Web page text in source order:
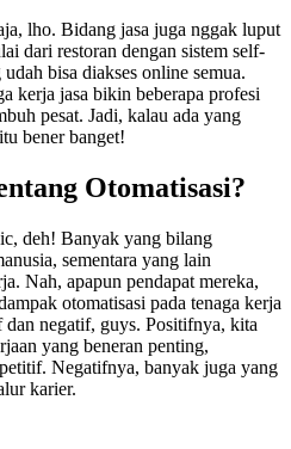
lho. Bidang jasa juga nggak luput
dari restoran dengan sistem self-
bisa diakses online semua.
kerja jasa bikin beberapa profesi
pesat. Jadi, kalau ada yang
bener banget!
Otomatisasi?
deh! Banyak yang bilang
sementara yang lain
Nah, apapun pendapat mereka,
otomatisasi pada tenaga kerja
dan negatif, guys. Positifnya, kita
yang beneran penting,
Negatifnya, banyak juga yang
karier.